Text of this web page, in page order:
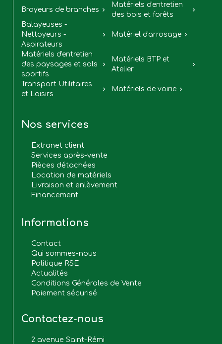
Broyeurs de branches 
Matériels d'entretien
des bois et forêts

Balayeuses -
Nettoyeurs -
Aspirateurs
 Matériel d'arrosage 
Matériels d'entretien
des paysages et sols
sportifs

Matériels BTP et
Atelier

Transport Utilitaires
et Loisirs
 Matériels de voirie 
Nos services
Extranet client
Services après-vente
Pièces détachées
Location de matériels
Livraison et enlèvement
Financement
Informations
Contact
Qui sommes-nous
Politique RSE
Actualités
Conditions Générales de Vente
Paiement sécurisé
Contactez-nous
2 avenue Saint-Rémi